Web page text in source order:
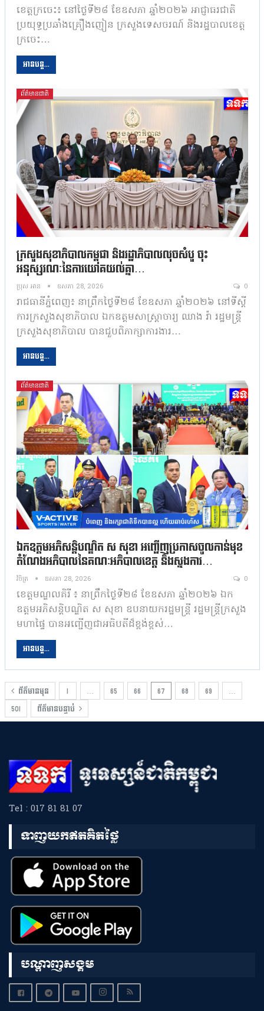
ខេត្តក្រចេះ៖​ នៅថ្ងៃទី២៨ ខែឧសភា ឆ្នាំ២០២៦ អាជ្ញាធរជាតិ
ប្រយុទ្ធប្រឆាំងគ្រឿងញៀន ក្រសួងទេសចរណ៍ និងរដ្ឋបាលខេត្ត
ក្រចេះ…
អានបន្ត...
ព័ត៌មានជាតិ
ក្រសួងសុខាភិបាលកម្ពុជា និងរដ្ឋាភិបាលលុចសំបួ ចុះ
អនុស្សរណៈនៃការយោគយល់គ្នា…
ប្រុស អាន ឧសភា 28, 2026 0
រាជធានីភ្នំពេញ៖ នាព្រឹកថ្ងៃទី២៨ ខែឧសភា ឆ្នាំ២០២៦ នៅទីស្តី
ការក្រសួងសុខាភិបាល ឯកឧត្តមសាស្ត្រាចារ្យ ឈាង រ៉ា រដ្ឋមន្ត្រី
ក្រសួងសុខាភិបាល បានជួបពិភាក្សាការងារ…
អានបន្ត...
ព័ត៌មានជាតិ
ឯកឧត្តមអភិសន្តិបណ្ឌិត ស សុខា អញ្ជើញប្រកាសចូលកាន់មុខ
តំណែងអភិបាលនៃគណៈអភិបាលខេត្ត និងស្នងការ…
វិចិត្រ ឧសភា 28, 2026 0
ខេត្តមណ្ឌលគិរី ៖ នាព្រឹកថ្ងៃទី២៨ ខែឧសភា ឆ្នាំ២០២៦ ឯក
ឧត្តមអភិសន្តិបណ្ឌិត ស សុខា ឧបនាយករដ្ឋមន្ត្រី រដ្ឋមន្ត្រីក្រសួង
មហាផ្ទៃ បានអញ្ជើញជាអធិបតីដ៏ខ្ពង់ខ្ពស់…
អានបន្ត...
ព័ត៌មានមុន 1 … 65 66 67 68 69
…
501
ព័ត៌មានបន្ទាប់
Tel : 017 81 81 07
ទាញយកឥតគិតថ្លៃ
បណ្តាញសង្គម